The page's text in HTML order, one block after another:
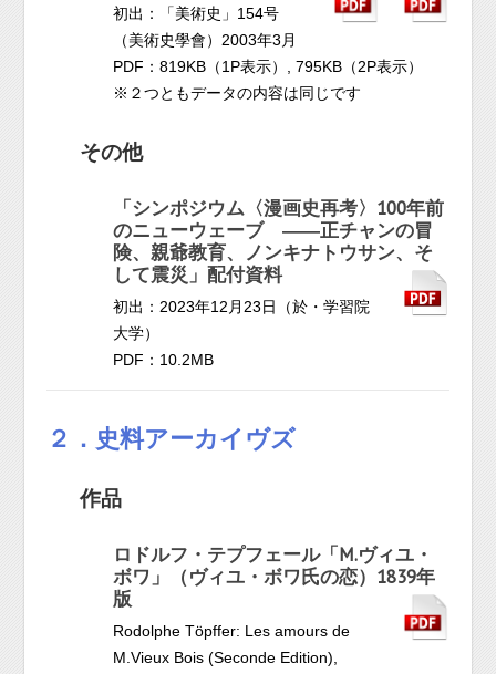
初出：「美術史」154号
（美術史學會）2003年3月
PDF：819KB（1P表示）, 795KB（2P表示）
※２つともデータの内容は同じです
その他
「シンポジウム〈漫画史再考〉100年前
のニューウェーブ ――正チャンの冒
険、親爺教育、ノンキナトウサン、そ
して震災」配付資料
初出：2023年12月23日（於・学習院
大学）
PDF：10.2MB
２．史料アーカイヴズ
作品
ロドルフ・テプフェール「M.ヴィユ・
ボワ」（ヴィユ・ボワ氏の恋）1839年
版
Rodolphe Töpffer: Les amours de
M.Vieux Bois (Seconde Edition),